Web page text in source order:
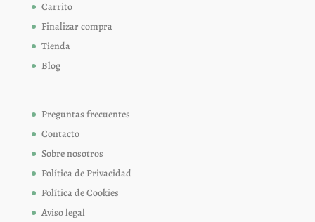
Carrito
Finalizar compra
Tienda
Blog
Preguntas frecuentes
Contacto
Sobre nosotros
Política de Privacidad
Política de Cookies
Aviso legal